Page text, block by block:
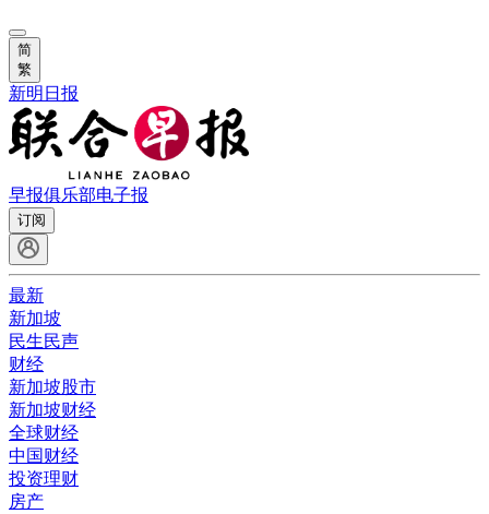
简
繁
新明日报
早报俱乐部电子报
订阅
最新
新加坡
民生民声
财经
新加坡股市
新加坡财经
全球财经
中国财经
投资理财
房产